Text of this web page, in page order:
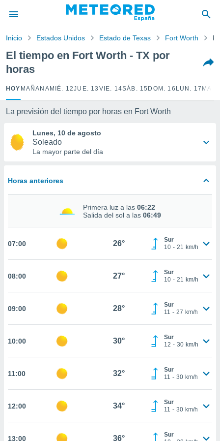
por
para
la
calidad.
a este
las
y
forma
basada
coste.
botón
a la
todas
ya sean
nos
en
perfil
y
CONTINUAR
Inicio Estados Unidos Estado de Texas Fort Worth
El tiempo en Fort Worth - TX por
horas
HOY MAÑANA MIÉ. 12JUE. 13 VIE. 14SÁB. 15 DOM. 16 LUN. 17
La previsión del tiempo por horas en Fort Worth
Lunes, 10 de agosto
Soleado
La mayor parte del día
Horas anteriores
Primera luz a las 06:22
Salida del sol a las 06:49
07:00 26°
Sur
10 - 21 km/h
08:00 27°
Sur
10 - 21 km/h
09:00 28°
Sur
11 - 27 km/h
10:00 30°
Sur
12 - 30 km/h
11:00 32°
Sur
11 - 30 km/h
12:00 34°
Sur
11 - 30 km/h
13:00 36°
Sur